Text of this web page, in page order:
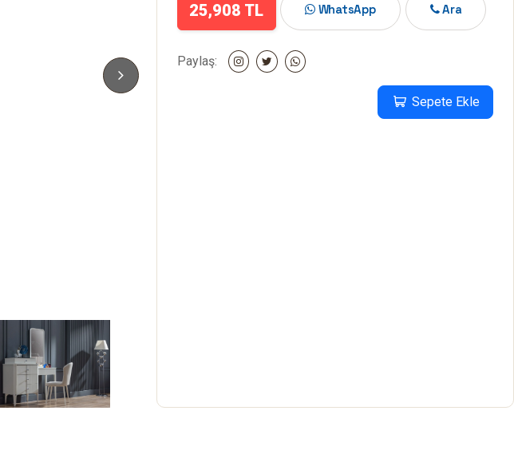
25,908 TL WhatsApp Ara
Paylaş:
Sepete Ekle